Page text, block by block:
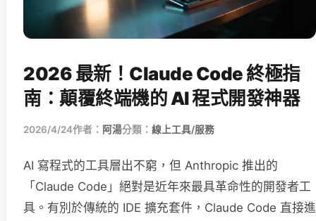
2026 最新！Claude Code 終極指
南：顛覆終端機的 AI 程式開發神器
2026/4/24作者： 阿湯分類： 線上工具/服務
AI 寫程式的工具層出不窮，但 Anthropic 推出的
「Claude Code」絕對是近年來最具革命性的開發者工
具。有別於傳統的 IDE 擴充套件，Claude Code 直接進